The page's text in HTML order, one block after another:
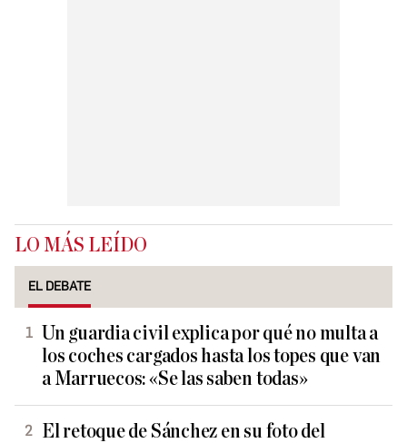
LO MÁS LEÍDO
EL DEBATE
Un guardia civil explica por qué no multa a
los coches cargados hasta los topes que van
a Marruecos: «Se las saben todas»
El retoque de Sánchez en su foto del